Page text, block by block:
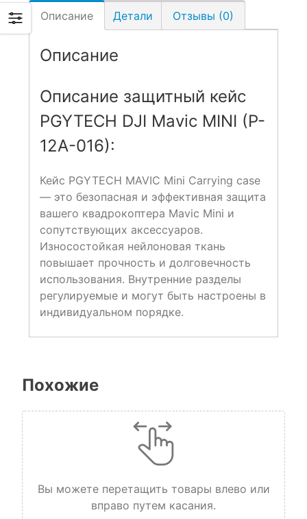
Описание Детали Отзывы (0)
Описание
Описание защитный кейс
PGYTECH DJI Mavic MINI (P-
12A-016):
Кейс PGYTECH MAVIC Mini Carrying case
— это безопасная и эффективная защита
вашего квадрокоптера Mavic Mini и
сопутствующих аксессуаров.
Износостойкая нейлоновая ткань
повышает прочность и долговечность
использования. Внутренние разделы
регулируемые и могут быть настроены в
индивидуальном порядке.
Похожие
Вы можете перетащить товары влево или
вправо путем касания.